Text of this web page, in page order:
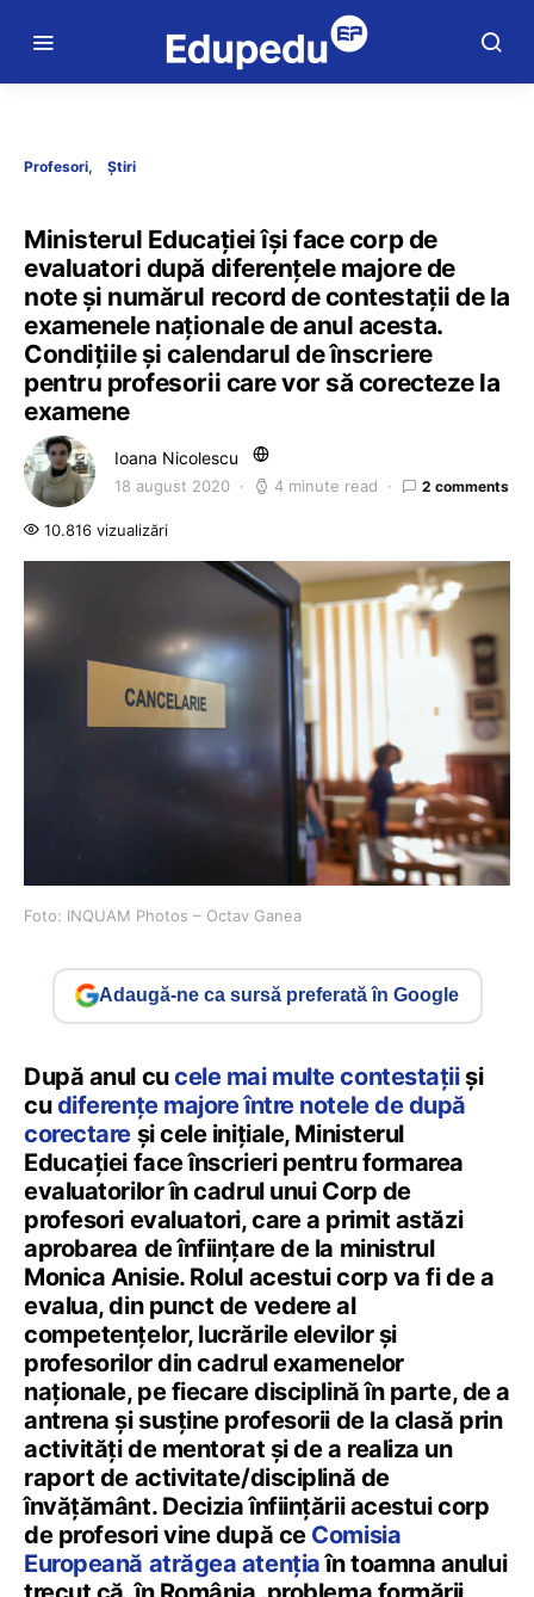
Profesori Știri
Ministerul Educației își face corp de
evaluatori după diferențele majore de
note și numărul record de contestații de la
examenele naționale de anul acesta.
Condițiile și calendarul de înscriere
pentru profesorii care vor să corecteze la
examene
Ioana Nicolescu
18 august 2020 4 minute read 2 comments
10.816 vizualizări
Foto: INQUAM Photos – Octav Ganea
Adaugă-ne ca sursă preferată în Google
După anul cucele mai multe contestațiiși
cudiferențe majore între notele de după
corectareși cele inițiale, Ministerul
Educației face înscrieri pentru formarea
evaluatorilor în cadrul unui Corp de
profesori evaluatori, care a primit astăzi
aprobarea de înființare de la ministrul
Monica Anisie. Rolul acestui corp va fi de a
evalua, din punct de vedere al
competențelor, lucrările elevilor și
profesorilor din cadrul examenelor
naționale, pe fiecare disciplină în parte, de a
antrena și susține profesorii de la clasă prin
activități de mentorat și de a realiza un
raport de activitate/disciplină de
învățământ. Decizia înființării acestui corp
de profesori vine după ce Comisia
Europeană atrăgea atențiaîn toamna anului